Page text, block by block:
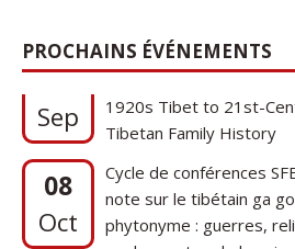
PROCHAINS ÉVÉNEMENTS
17
Communication de Ann
Tibetan Family History
08
Oct
Cycle de conférences
note sur le tibétain ga
phytonyme : guerres,
sur les routes de la soie